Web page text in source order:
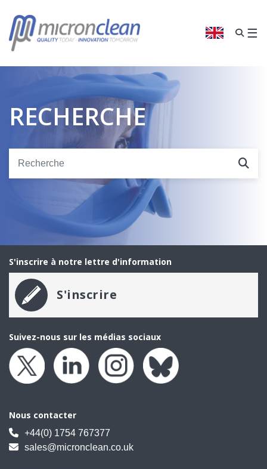
pensons
que
vous
du
Royaume-
CONFIRMER
ANGLAIS
☰
RECHERCHE
S'inscrire à notre lettre d'information
S'inscrire
Suivez-nous sur les médias sociaux
Nous contacter
+44(0) 1754 767377
sales@micronclean.co.uk